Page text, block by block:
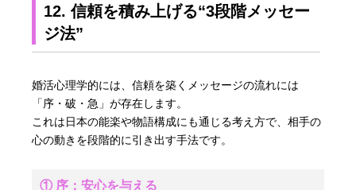
12. 信頼を積み上げる“3段階メッセー
ジ法”
婚活心理学的には、信頼を築くメッセージの流れには
「序・破・急」が存在します。
これは日本の能楽や物語構成にも通じる考え方で、相手の
心の動きを段階的に引き出す手法です。
① 序：安心を与える